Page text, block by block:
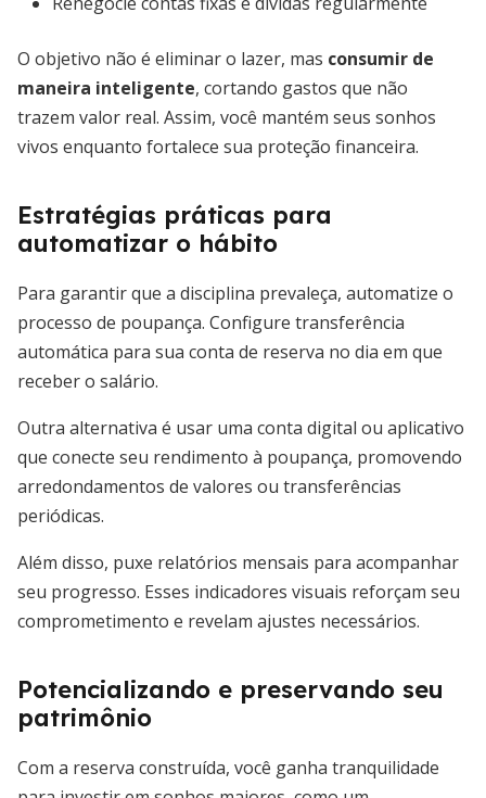
O objetivo não é eliminar o lazer, mas consumir de
maneira inteligente, cortando gastos que não
trazem valor real. Assim, você mantém seus sonhos
vivos enquanto fortalece sua proteção financeira.
Estratégias práticas para
automatizar o hábito
Para garantir que a disciplina prevaleça, automatize o
processo de poupança. Configure transferência
automática para sua conta de reserva no dia em que
receber o salário.
Outra alternativa é usar uma conta digital ou aplicativo
que conecte seu rendimento à poupança, promovendo
arredondamentos de valores ou transferências
periódicas.
Além disso, puxe relatórios mensais para acompanhar
seu progresso. Esses indicadores visuais reforçam seu
comprometimento e revelam ajustes necessários.
Potencializando e preservando seu
patrimônio
Com a reserva construída, você ganha tranquilidade